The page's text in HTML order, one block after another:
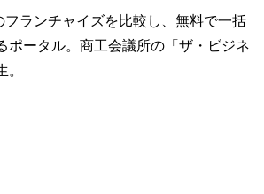
フランチャイズを比較し、無料で一括
ポータル。商工会議所の「ザ・ビジネ
。